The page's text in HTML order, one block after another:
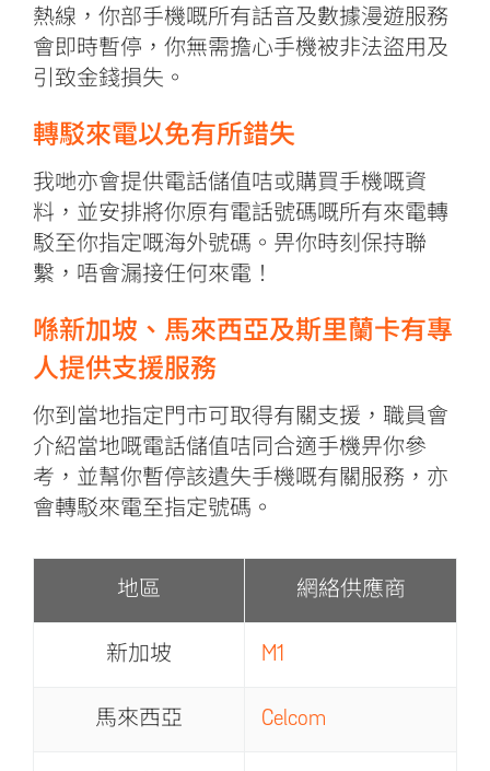
熱線 ，你部手機嘅所有話音及數據漫遊服務
會即時暫停，你無需擔心手機被非法盜用及
引致金錢損失。
轉駁來電以免有所錯失
我哋亦會提供電話儲值咭或購買手機嘅資
料，並安排將你原有電話號碼嘅所有來電轉
駁至你指定嘅海外號碼。畀你時刻保持聯
繫，唔會漏接任何來電！
喺新加坡、馬來西亞及斯里蘭卡有專
人提供支援服務
你到當地指定門市可取得有關支援，職員會
介紹當地嘅電話儲值咭同合適手機畀你參
考，並幫你暫停該遺失手機嘅有關服務，亦
會轉駁來電至指定號碼。
地區 網絡供應商
新加坡 M1
馬來西亞 Celcom